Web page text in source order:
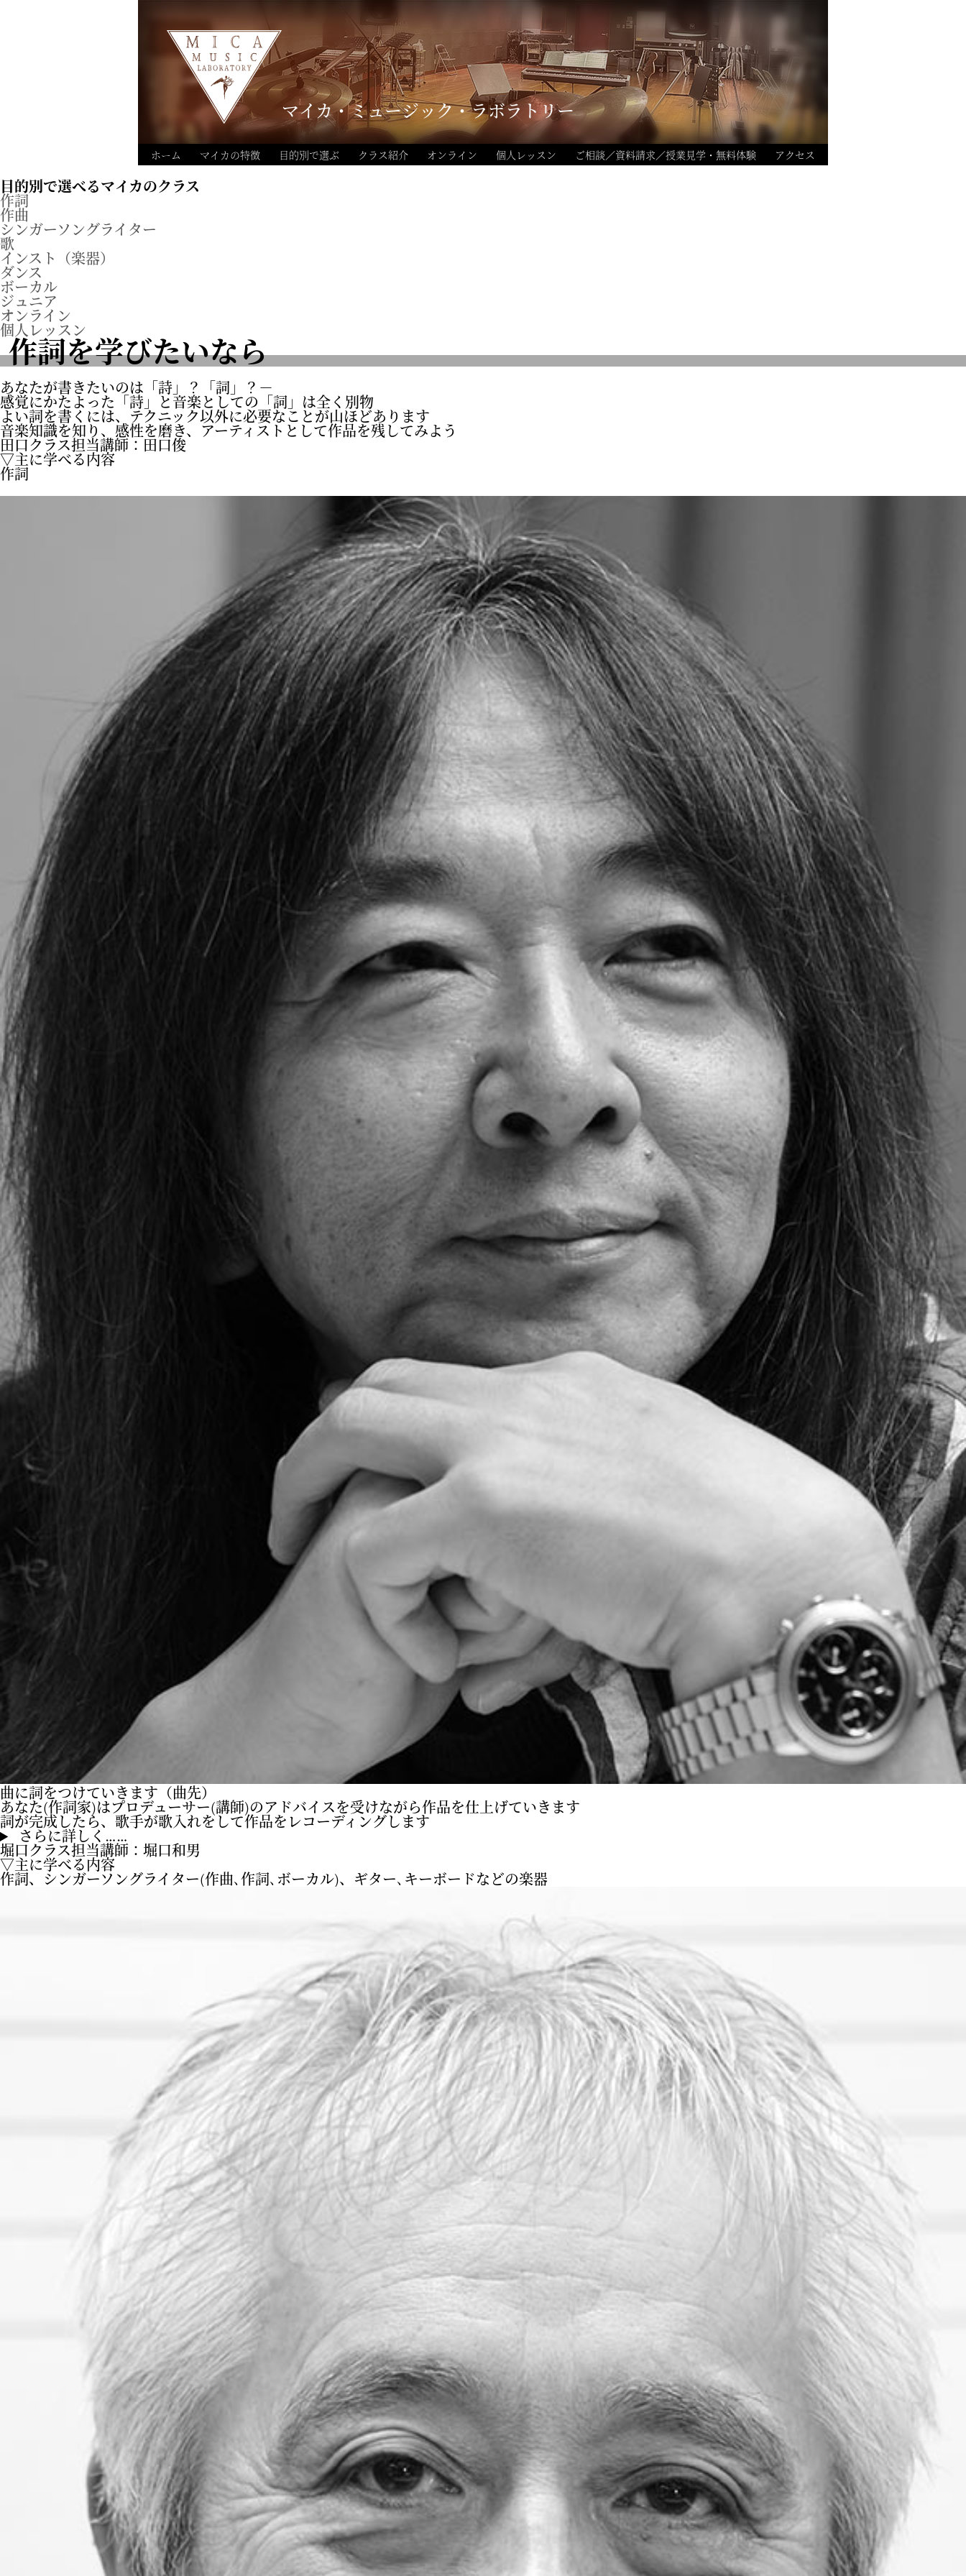
マイカ・ミュージック・ラボラトリー
ホーム マイカの特徴 目的別で選ぶ クラス紹介 オンライン 個人レッスン ご相談／資料請求／授業見学・無料体験 アクセス
目的別で選べるマイカのクラス
作詞
作曲
シンガーソングライター
歌
インスト（楽器）
ダンス
ボーカル
ジュニア
オンライン
個人レッスン
作詞を学びたいなら
あなたが書きたいのは「詩」？「詞」？－
感覚にかたよった「詩」と音楽としての「詞」は全く別物
よい詞を書くには、テクニック以外に必要なことが山ほどあります
音楽知識を知り、感性を磨き、アーティストとして作品を残してみよう
田口クラス担当講師：田口俊
▽主に学べる内容
作詞
曲に詞をつけていきます（曲先）
あなた(作詞家)はプロデューサー(講師)のアドバイスを受けながら作品を仕上げていきます
詞が完成したら、歌手が歌入れをして作品をレコーディングします
さらに詳しく……
堀口クラス担当講師：堀口和男
▽主に学べる内容
作詞、シンガーソングライター(作曲､作詞､ボーカル)、ギター､キーボードなどの楽器